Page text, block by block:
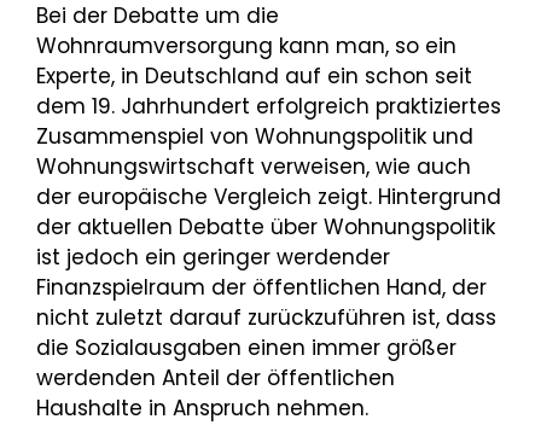
Bei der Debatte um die
Wohnraumversorgung kann man, so ein
Experte, in Deutschland auf ein schon seit
dem 19. Jahrhundert erfolgreich praktiziertes
Zusammenspiel von Wohnungspolitik und
Wohnungswirtschaft verweisen, wie auch
der europäische Vergleich zeigt. Hintergrund
der aktuellen Debatte über Wohnungspolitik
ist jedoch ein geringer werdender
Finanzspielraum der öffentlichen Hand, der
nicht zuletzt darauf zurückzuführen ist, dass
die Sozialausgaben einen immer größer
werdenden Anteil der öffentlichen
Haushalte in Anspruch nehmen.